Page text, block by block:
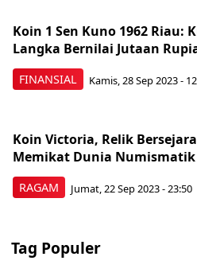
FINANSIAL
Koin 1 Sen Kuno 1962 Riau:
Langka Bernilai Jutaan
Kamis, 28 Sep 2023 -
RAGAM
Koin Victoria, Relik
Memikat Dunia Numismatik
Jumat, 22 Sep 2023 - 23:50
Tag Populer